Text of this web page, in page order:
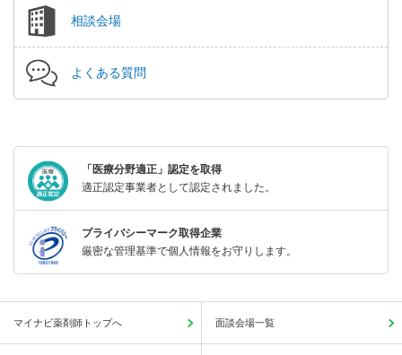
相談会場
よくある質問
「医療分野適正」認定を取得
適正認定事業者として認定されました。
プライバシーマーク取得企業
厳密な管理基準で個人情報をお守りします。
マイナビ薬剤師トップへ 面談会場一覧